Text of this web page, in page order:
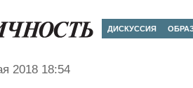
ДИСКУССИЯ
2018 18:54